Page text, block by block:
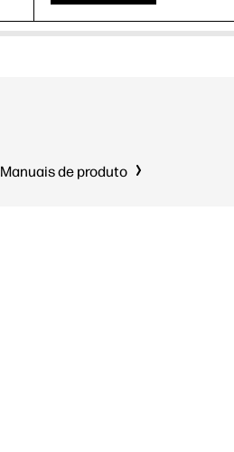
Manuais de produto